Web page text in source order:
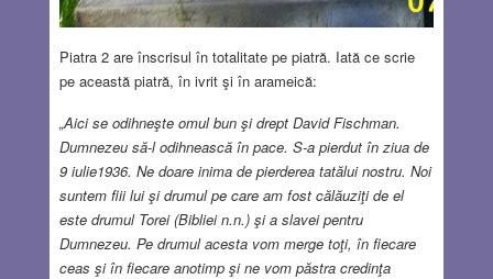
Piatra 2 are înscrisul în totalitate pe piatră. Iată ce scrie
pe această piatră, în ivrit şi în arameică:
„Aici se odihneşte omul bun şi drept David Fischman.
Dumnezeu să-l odihnească în pace. S-a pierdut în ziua de
9 iulie1936. Ne doare inima de pierderea tatălui nostru. Noi
suntem fiii lui şi drumul pe care am fost călăuziţi de el
este drumul Torei (Bibliei n.n.) şi a slavei pentru
Dumnezeu. Pe drumul acesta vom merge toţi, în fiecare
ceas şi în fiecare anotimp şi ne vom păstra credinţa